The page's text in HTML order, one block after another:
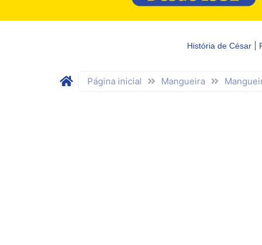
História de César
Página inicial Mangueira